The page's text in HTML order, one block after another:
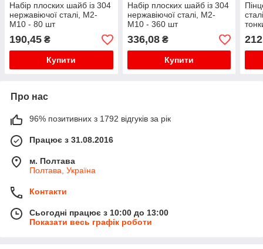
Набір плоских шайб із 304
нержавіючої сталі, M2-
M10 - 80 шт
190,45 ₴
Купити
Набір плоских шайб із 304
нержавіючої сталі, M2-
M10 - 360 шт
336,08₴
Купити
Про нас
96% позитивних з 1792 відгуків за рік
Працює з 31.08.2016
м. Полтава
Полтава, Україна
Контакти
Сьогодні працює з 10:00 до 13:00
Показати весь графік роботи